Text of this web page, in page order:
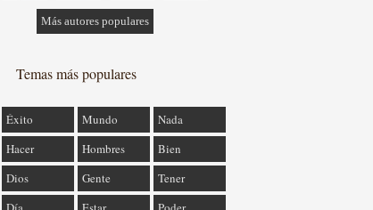
Más autores populares
Temas más populares
Éxito Mundo
Nada
Hacer Hombres
Bien
Dios Gente
Tener